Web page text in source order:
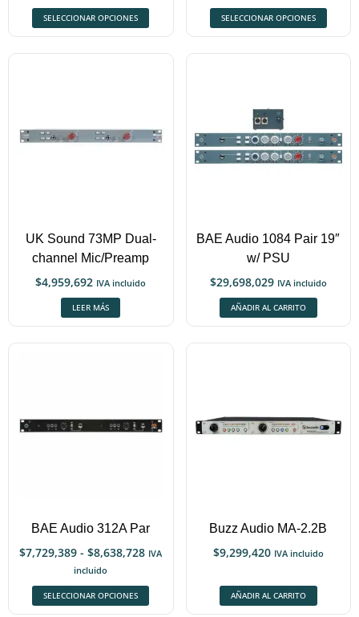
SELECCIONAR OPCIONES SELECCIONAR OPCIONES
UK Sound 73MP Dual-
channel Mic/Preamp
$4,959,692 IVA incluido
LEER MÁS
BAE Audio 1084 Pair 19″
w/ PSU
$29,698,029 IVA incluido
AÑADIR AL CARRITO
BAE Audio 312A Par
$7,729,389 - $8,638,728 IVA
incluido
SELECCIONAR OPCIONES
Buzz Audio MA-2.2B
$9,299,420 IVA incluido
AÑADIR AL CARRITO